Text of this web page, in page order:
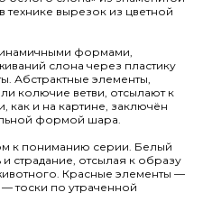
технике вырезок из цветной
формами,
слона через пластику
Абстрактные элементы,
колючие ветви, отсылают к
как и на картине, заключён
формой шара.
к пониманию серии. Белый
страдание, отсылая к образу
Красные элементы —
тоски по утраченной